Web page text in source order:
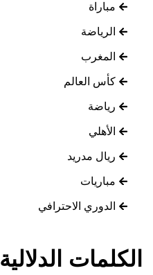
مباراة
الرياضة
المغرب
كأس العالم
رياضة
الأهلي
ريال مدريد
مباريات
الدوري الاحترافي
الكلمات الدلالية